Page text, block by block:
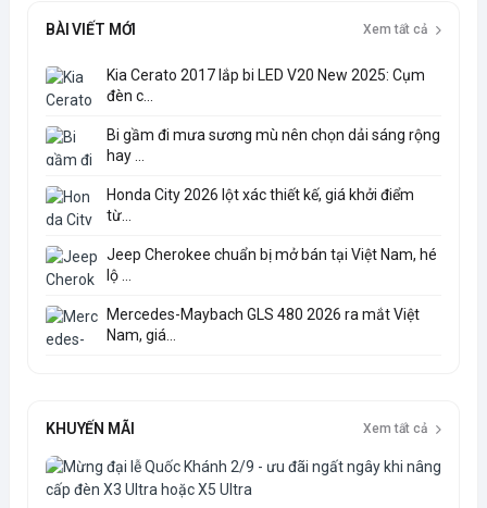
BÀI VIẾT MỚI Xem tất cả
Kia Cerato 2017 lắp bi LED V20 New 2025: Cụm
đèn c...
Bi gầm đi mưa sương mù nên chọn dải sáng rộng
hay ...
Honda City 2026 lột xác thiết kế, giá khởi điểm
từ...
Jeep Cherokee chuẩn bị mở bán tại Việt Nam, hé
lộ ...
Mercedes-Maybach GLS 480 2026 ra mắt Việt
Nam, giá...
KHUYẾN MÃI Xem tất cả